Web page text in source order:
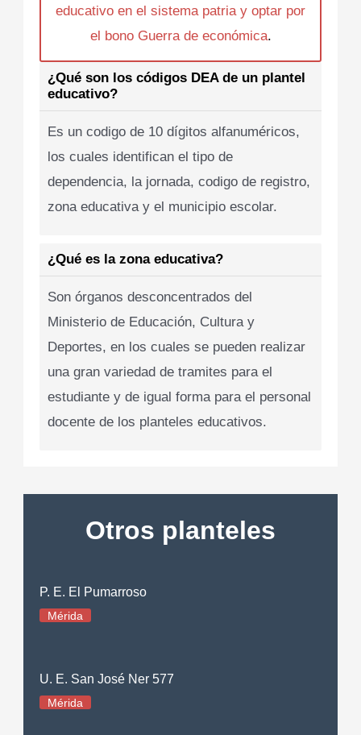
educativo en el sistema patria y optar por
el bono Guerra de económica.
¿Qué son los códigos DEA de un plantel
educativo?
Es un codigo de 10 dígitos alfanuméricos,
los cuales identifican el tipo de
dependencia, la jornada, codigo de registro,
zona educativa y el municipio escolar.
¿Qué es la zona educativa?
Son órganos desconcentrados del
Ministerio de Educación, Cultura y
Deportes, en los cuales se pueden realizar
una gran variedad de tramites para el
estudiante y de igual forma para el personal
docente de los planteles educativos.
Otros planteles
P. E. El Pumarroso
Mérida
U. E. San José Ner 577
Mérida